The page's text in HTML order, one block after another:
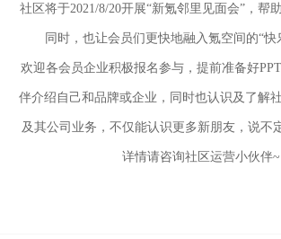
社区将于2021/8/20开展“新氪邻里见面会”，帮
同时，也让会员们更快地融入氪空间的“快
欢迎各会员企业积极报名参与，提前准备好
伴介绍自己和品牌或企业，同时也认识及了解
及其公司业务，不仅能认识更多新朋友，说不
详情请咨询社区运营小伙伴~